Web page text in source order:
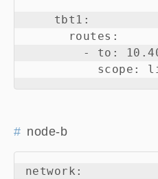
    tbt1:
      routes:
- to:
node-b
network: